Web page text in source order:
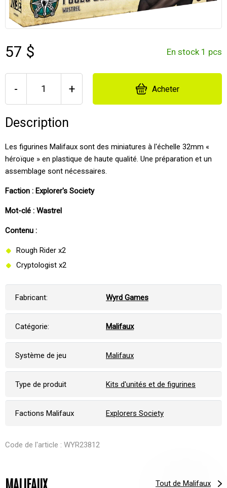
57 $ En stock 1 pcs
- + Acheter
Description
Les figurines Malifaux sont des miniatures à l'échelle 32mm «
héroïque » en plastique de haute qualité. Une préparation et un
assemblage sont nécessaires.
Faction : Explorer's Society
Mot-clé : Wastrel
Contenu :
Rough Rider x2
Cryptologist x2
Fabricant: Wyrd Games
Catégorie: Malifaux
Système de jeu Malifaux
Type de produit Kits d'unités et de figurines
Factions Malifaux Explorers Society
Code de l'article : WYR23812
MALIFAUX Tout de Malifaux